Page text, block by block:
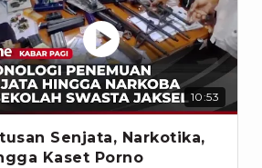
10:53
Senjata, Narkotika,
Kaset Porno